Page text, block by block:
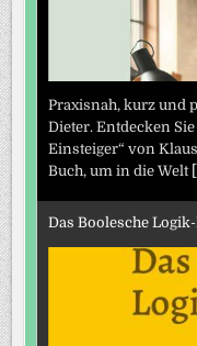
Praxisnah, kurz und
Dieter. Entdecken
Einsteiger“ von
Buch, um in die Welt
Das Boolesche